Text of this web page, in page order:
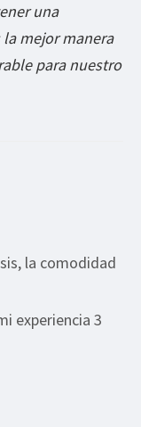
una
la mejor manera
para nuestro
la comodidad
experiencia 3